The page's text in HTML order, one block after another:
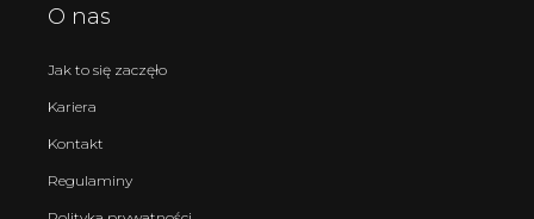
O nas
Jak to się zaczęło
Kariera
Kontakt
Regulaminy